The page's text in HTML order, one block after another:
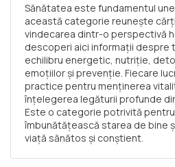
Sănătatea este fundamentul
această categorie reunește
vindecarea dintr-o perspectivă
descoperi aici informații despre
echilibru energetic, nutriție,
emoțiilor și prevenție. Fiecare
practice pentru menținerea
înțelegerea legăturii profunde
Este o categorie potrivită
îmbunătățească starea de bine
viață sănătos și conștient.